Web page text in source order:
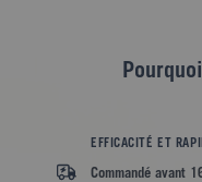
EFFICACITÉ ET
Commandé avant